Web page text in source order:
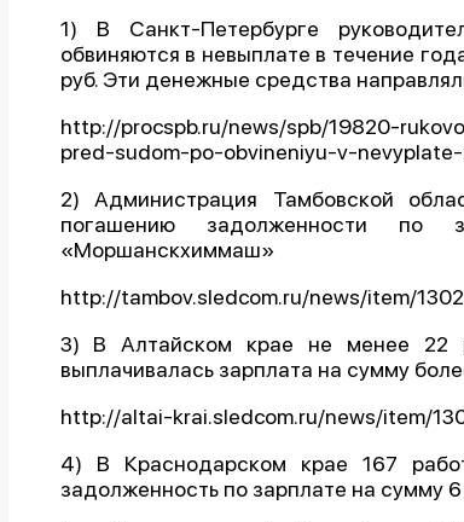
1) В Санкт-Петербурге
обвиняются в невыплате в течение
руб. Эти денежные средства
http://procspb.ru/news/spb/19820-
pred-sudom-po-obvineniyu-v-
2) Администрация Тамбовской
погашению задолженности по
«Моршанскхиммаш»
http://tambov.sledcom.ru/news/item/
3) В Алтайском крае не менее 22
выплачивалась зарплата на сумму
http://altai-krai.sledcom.ru/news/item/
4) В Краснодарском крае 167
задолженность по зарплате на сумму 6